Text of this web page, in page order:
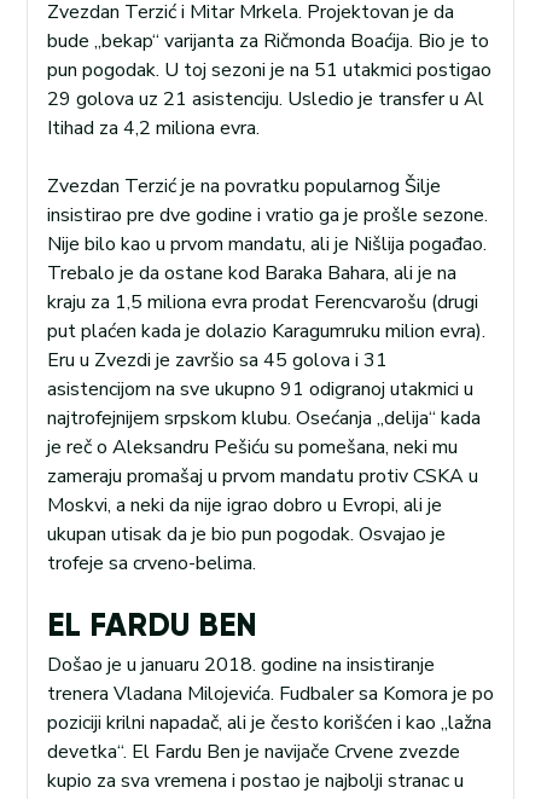
Zvezdan Terzić i Mitar Mrkela. Projektovan je da
bude „bekap“ varijanta za Ričmonda Boaćija. Bio je to
pun pogodak. U toj sezoni je na 51 utakmici postigao
29 golova uz 21 asistenciju. Usledio je transfer u Al
Itihad za 4,2 miliona evra.
Zvezdan Terzić je na povratku popularnog Šilje
insistirao pre dve godine i vratio ga je prošle sezone.
Nije bilo kao u prvom mandatu, ali je Nišlija pogađao.
Trebalo je da ostane kod Baraka Bahara, ali je na
kraju za 1,5 miliona evra prodat Ferencvarošu (drugi
put plaćen kada je dolazio Karagumruku milion evra).
Eru u Zvezdi je završio sa 45 golova i 31
asistencijom na sve ukupno 91 odigranoj utakmici u
najtrofejnijem srpskom klubu. Osećanja „delija“ kada
je reč o Aleksandru Pešiću su pomešana, neki mu
zameraju promašaj u prvom mandatu protiv CSKA u
Moskvi, a neki da nije igrao dobro u Evropi, ali je
ukupan utisak da je bio pun pogodak. Osvajao je
trofeje sa crveno-belima.
EL FARDU BEN
Došao je u januaru 2018. godine na insistiranje
trenera Vladana Milojevića. Fudbaler sa Komora je po
poziciji krilni napadač, ali je često korišćen i kao „lažna
devetka“. El Fardu Ben je navijače Crvene zvezde
kupio za sva vremena i postao je najbolji stranac u